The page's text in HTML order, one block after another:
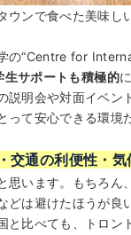
ウンで食べた美味し
の“Centre for
生サポートも積極的
説明会や対面イベン
って安心できる環境
交通の利便性・気
思います。もちろん
どは避けたほうが良
と比べても、トロン